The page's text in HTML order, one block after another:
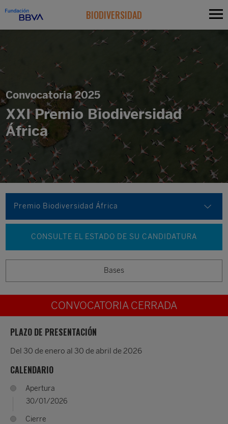
BIODIVERSIDAD
Convocatoria 2025
XXI Premio Biodiversidad
África
Premio Biodiversidad África
Premio Biodiversidad Educación y Comunicación
Medioambientales Global
Premio Biodiversidad Educación y Comunicación
Medioambientales en España
Premio Biodiversidad Global
Premio Biodiversidad Latinoamérica
Premio Biodiversidad África
Sociales Medioambientales
Todas las categorías
CONSULTE EL ESTADO DE SU CANDIDATURA
Bases
CONVOCATORIA CERRADA
PLAZO DE PRESENTACIÓN
Del 30 de enero al 30 de abril de 2026
CALENDARIO
Apertura
30/01/2026
Cierre